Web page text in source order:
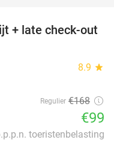
41%
+ late check-out
8.9 star
Regulier €168
€99
toeristenbelasting